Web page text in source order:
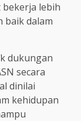
bekerja lebih
baik dalam
dukungan
secara
dinilai
kehidupan